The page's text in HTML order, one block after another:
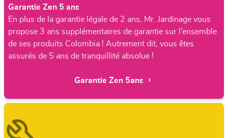
Garantie Zen 5 ans
En plus de la garantie légale de 2 ans, Mr. Jardinage vous
propose 3 ans supplémentaires de garantie sur l’ensemble
de ses produits Colombia ! Autrement dit, vous êtes
assurés de 5 ans de tranquillité absolue !
Garantie Zen 5ans